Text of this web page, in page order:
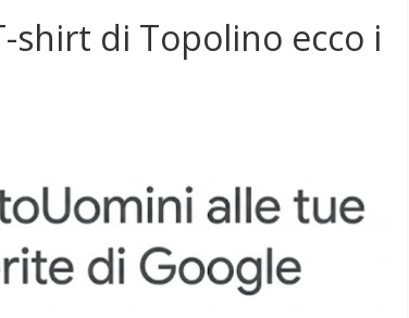
shirt di Topolino ecco i